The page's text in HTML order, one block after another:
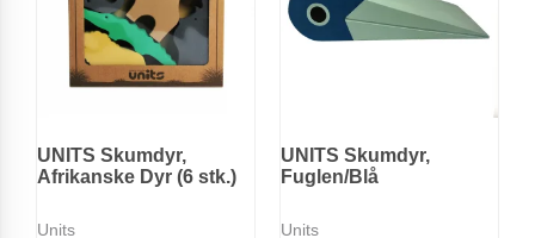
UNITS Skumdyr,
Afrikanske Dyr (6 stk.)
Units
UNITS Skumdyr,
Fuglen/Blå
Units